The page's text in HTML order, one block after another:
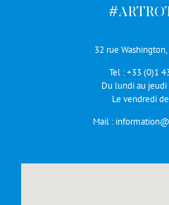
32 rue
Tel :+33 (0)1
Du lundi au
Le vendredi
Mail :